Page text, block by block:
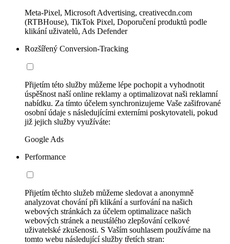
Meta-Pixel, Microsoft Advertising, creativecdn.com
(RTBHouse), TikTok Pixel, Doporučení produktů podle
klikání uživatelů, Ads Defender
Rozšířený Conversion-Tracking
Přijetím této služby můžeme lépe pochopit a vyhodnotit
úspěšnost naší online reklamy a optimalizovat naši reklamní
nabídku. Za tímto účelem synchronizujeme Vaše zašifrované
osobní údaje s následujícími externími poskytovateli, pokud
již jejich služby využíváte:
Google Ads
Performance
Přijetím těchto služeb můžeme sledovat a anonymně
analyzovat chování při klikání a surfování na našich
webových stránkách za účelem optimalizace našich
webových stránek a neustálého zlepšování celkové
uživatelské zkušenosti. S Vaším souhlasem používáme na
tomto webu následující služby třetích stran: